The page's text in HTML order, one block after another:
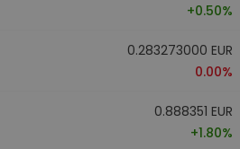
+0.50%
0.283273000 EUR
0.00%
0.888351 EUR
+1.80%